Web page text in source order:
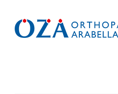
springen